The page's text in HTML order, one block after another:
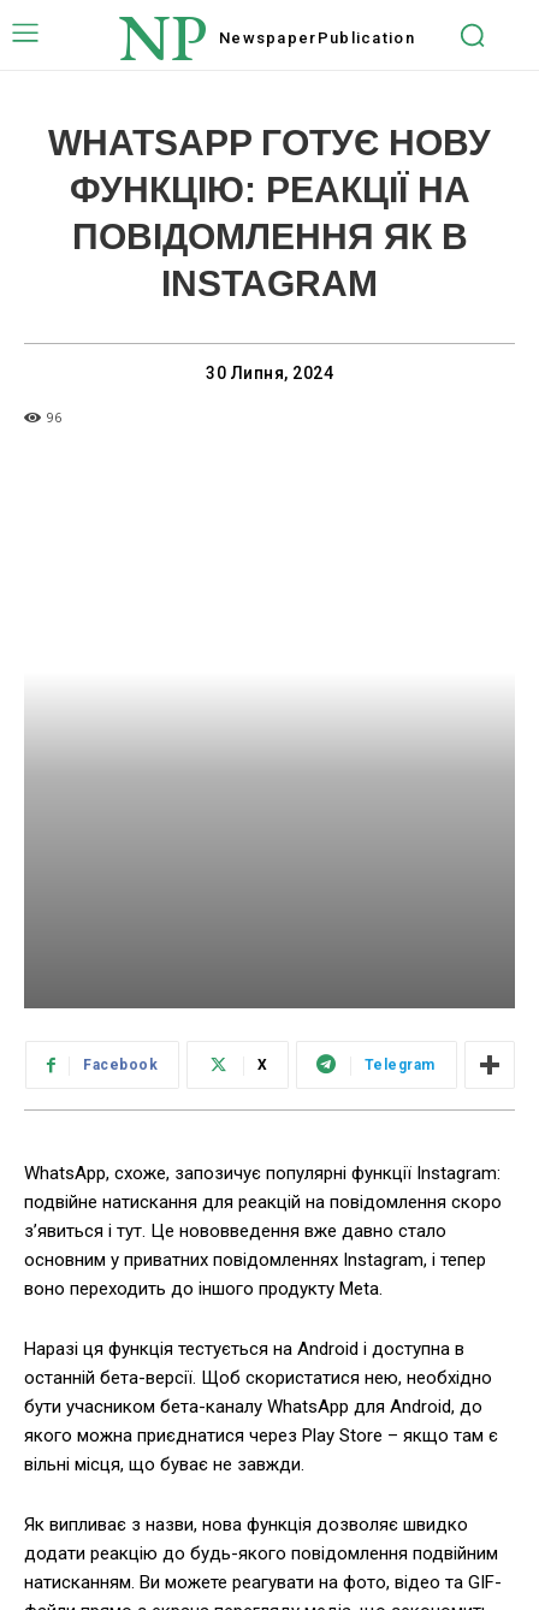
NP Newspaper Publication
WHATSAPP ГОТУЄ НОВУ
ФУНКЦІЮ: РЕАКЦІЇ НА
ПОВІДОМЛЕННЯ ЯК В
INSTAGRAM
30 Липня, 2024
96
Facebook X Telegram
WhatsApp, схоже, запозичує популярні функції Instagram:
подвійне натискання для реакцій на повідомлення скоро
з’явиться і тут. Це нововведення вже давно стало
основним у приватних повідомленнях Instagram, і тепер
воно переходить до іншого продукту Meta.
Наразі ця функція тестується на Android і доступна в
останній бета-версії. Щоб скористатися нею, необхідно
бути учасником бета-каналу WhatsApp для Android, до
якого можна приєднатися через Play Store – якщо там є
вільні місця, що буває не завжди.
Як випливає з назви, нова функція дозволяє швидко
додати реакцію до будь-якого повідомлення подвійним
натисканням. Ви можете реагувати на фото, відео та GIF-